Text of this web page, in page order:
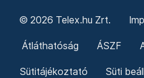
© 2026 Telex.hu Zrt.
Átláthatóság ÁSZF
Sütitájékoztató Süti